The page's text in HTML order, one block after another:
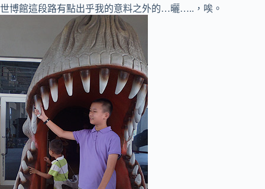
世博館這段路有點出乎我的意料之外的…曬…..，唉。